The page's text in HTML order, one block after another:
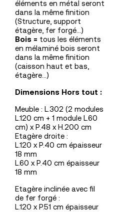
éléments en métal seront
dans la même finition
(Structure, support
étagère, fer forgé…)
Bois = tous les éléments
en mélaminé bois seront
dans la même finition
(caisson haut et bas,
étagère…)
Dimensions Hors tout :
Meuble : L.302 (2 modules
L.120 cm + 1 module L.60
cm) x P.48 x H.200 cm
Etagère droite :
L.120 x P.40 cm épaisseur
18 mm
L.60 x P.40 cm épaisseur
18 mm
Etagère inclinée avec fil
de fer forgé :
L.120 x P.51 cm épaisseur